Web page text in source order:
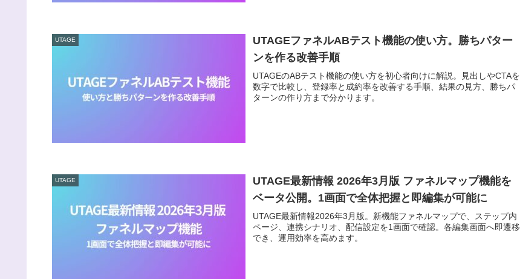
UTAGE
UTAGEファネルABテスト機能の使い方。勝ちパター
ンを作る改善手順
UTAGEのABテスト機能の使い方を初心者向けに解説。見出しやCTAを
数字で比較し、登録率と成約率を改善する手順、結果の見方、勝ちパ
ターンの作り方まで分かります。
UTAGE
UTAGE最新情報 2026年3月版 ファネルマップ機能を
ベータ公開。1画面で全体把握と即編集が可能に
UTAGE最新情報2026年3月版。新機能ファネルマップで、ステップ内
ページ、連携シナリオ、配信設定を1画面で確認。各編集画面へ即遷移
でき、運用効率を高めます。